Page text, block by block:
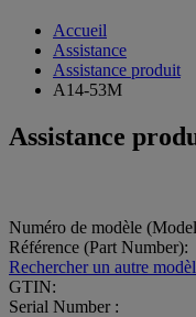
Accueil
Assistance
Assistance produit
A14-53M
Assistance
Numéro de modèle
Référence (Part Number):
Rechercher un autre
GTIN:
Serial Number :